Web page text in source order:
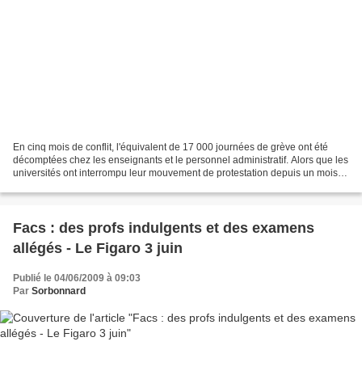
En cinq mois de conflit, l'équivalent de 17 000 journées de grève ont été
décomptées chez les enseignants et le personnel administratif. Alors que les
universités ont interrompu leur mouvement de protestation depuis un mois et
Facs : des profs indulgents et des examens
allégés - Le Figaro 3 juin
Publié le 04/06/2009 à 09:03
Par Sorbonnard